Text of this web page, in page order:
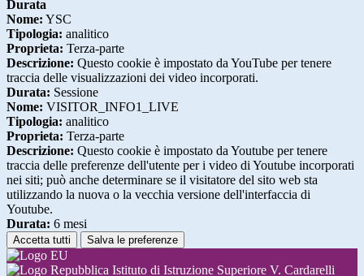
Durata
Nome: YSC
Tipologia: analitico
Proprieta: Terza-parte
Descrizione: Questo cookie è impostato da YouTube per tenere
traccia delle visualizzazioni dei video incorporati.
Durata: Sessione
Nome: VISITOR_INFO1_LIVE
Tipologia: analitico
Proprieta: Terza-parte
Descrizione: Questo cookie è impostato da Youtube per tenere
traccia delle preferenze dell'utente per i video di Youtube incorporati
nei siti; può anche determinare se il visitatore del sito web sta
utilizzando la nuova o la vecchia versione dell'interfaccia di
Youtube.
Durata: 6 mesi
Accetta tutti Salva le preferenze
Istituto di Istruzione Superiore V. Cardarelli